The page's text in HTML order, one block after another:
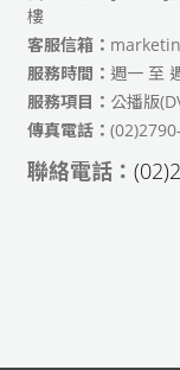
樓
客服信箱：
服務時間： 週一 至
服務項目： 公播版
傳真電話：
聯絡電話：